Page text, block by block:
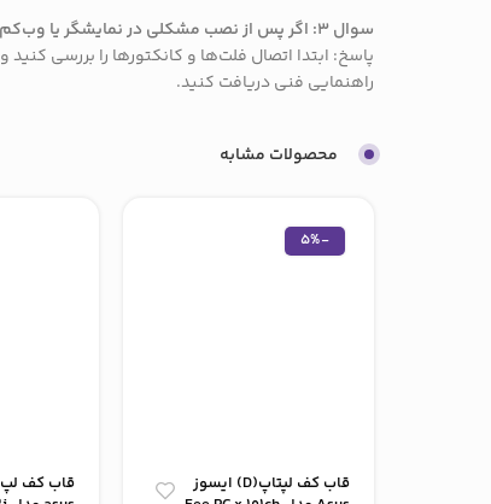
سوال ۳: اگر پس از نصب مشکلی در نمایشگر یا وب‌کم بوجود آمد چه کاری انجام دهم؟
پاسخ: ابتدا اتصال فلت‌ها و کانکتورها را بررسی
راهنمایی فنی دریافت کنید.
محصولات مشابه
-5%
قاب کف لپتاپ(D) ایسوز